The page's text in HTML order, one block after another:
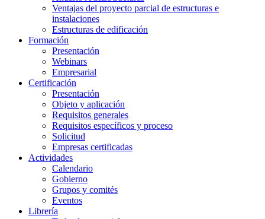
Ventajas del proyecto parcial de estructuras e
instalaciones
Estructuras de edificación
Formación
Presentación
Webinars
Empresarial
Certificación
Presentación
Objeto y aplicación
Requisitos generales
Requisitos específicos y proceso
Solicitud
Empresas certificadas
Actividades
Calendario
Gobierno
Grupos y comités
Eventos
Librería